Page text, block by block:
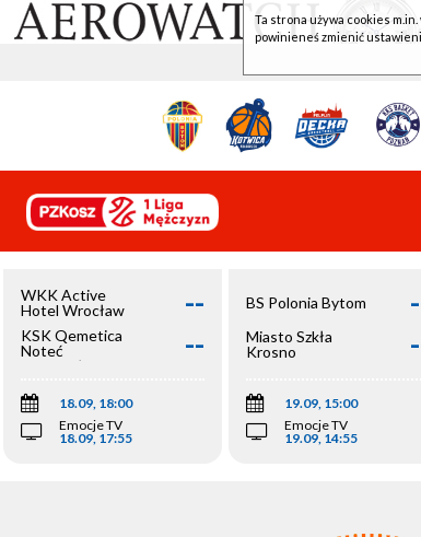
WKK Active
Hotel Wrocław
--
KSK Qemetica
Noteć
Inowrocław
--
18.09, 18:00
Emocje TV
18.09, 17:55
BS Polonia Bytom
Miasto Szkła
Krosno
19.09, 15:00
Emocje TV
19.09, 14:55
Ta strona używa cookies
powinieneś zmienić